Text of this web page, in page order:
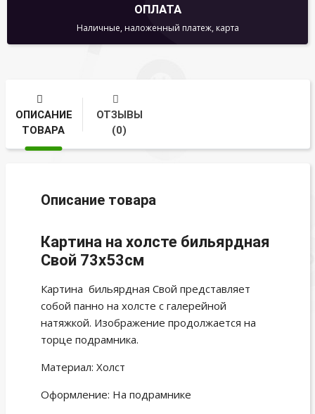
ОПЛАТА
Наличные, наложенный платеж, карта
ОПИСАНИЕ
ТОВАРА
ОТЗЫВЫ
(0)
Описание товара
Картина на холсте бильярдная
Свой 73x53см
Картина бильярдная Свой представляет
собой панно на холсте с галерейной
натяжкой. Изображение продолжается на
торце подрамника.
Материал: Холст
Оформление: На подрамнике